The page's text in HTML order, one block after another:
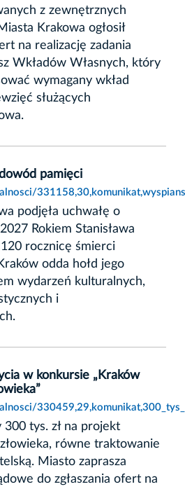
z zewnętrznych
Krakowa ogłosił
na realizację zadania
Wkładów Własnych, który
wymagany wkład
służących
pamięci
podjęła uchwałę o
Rokiem Stanisława
rocznicę śmierci
odda hołd jego
wydarzeń kulturalnych,
i
w konkursie „Kraków
300 tys. zł na projekt
równe traktowanie
Miasto zaprasza
do zgłaszania ofert na